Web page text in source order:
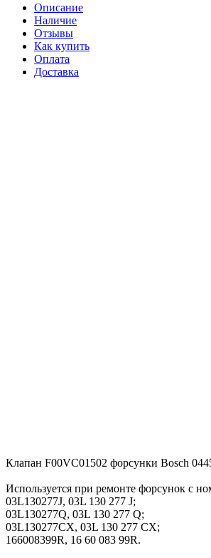
Описание
Наличие
Отзывы
Как купить
Оплата
Доставка
Клапан F00VC01502 форсунки Bosch
Используется при ремонте форсунок с
03L130277J, 03L 130 277 J;
03L130277Q, 03L 130 277 Q;
03L130277CX, 03L 130 277 CX;
166008399R, 16 60 083 99R.